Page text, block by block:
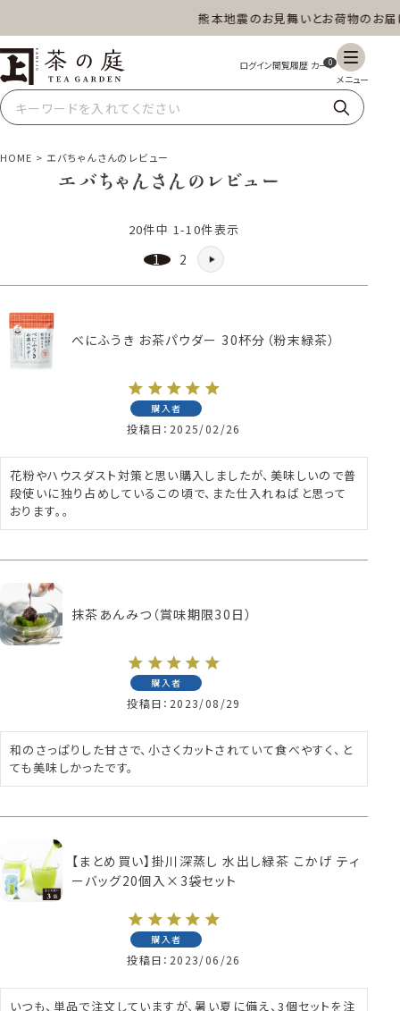
熊本地震のお見舞いとお荷物のお届
茶の庭オンラインショップ 0
ギフト 特上高級茶 深蒸し茶 水出し茶
雑貨 業務用
HOME エバちゃんさんのレビュー
エバちゃんさんのレビュー
20件中 1-10件表示
1 2
べにふうき お茶パウダー 30杯分（粉末緑茶）
購入者
投稿日 2025/02/26
花粉やハウスダスト対策と思い購入しましたが、美味しいので普
段使いに独り占めしているこの頃で、また仕入れねばと思って
おります。。
抹茶あんみつ（賞味期限30日）
購入者
投稿日 2023/08/29
和のさっぱりした甘さで、小さくカットされていて食べやすく、と
ても美味しかったです。
【まとめ買い】掛川深蒸し 水出し緑茶 こかげ ティ
ーバッグ20個入×3袋セット
購入者
投稿日 2023/06/26
いつも、単品で注文していますが、暑い夏に備え、3個セットを注